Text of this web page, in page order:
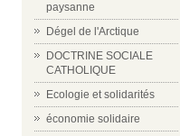
paysanne
Dégel de l'Arctique
DOCTRINE SOCIALE
CATHOLIQUE
Ecologie et solidarités
économie solidaire